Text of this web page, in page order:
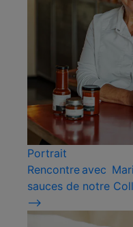
Portrait
Rencontre avec
sauces de notre
⟶